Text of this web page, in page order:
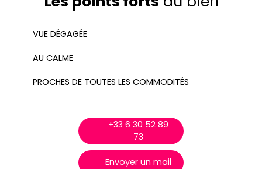
VUE DÉGAGÉE
AU CALME
PROCHES DE TOUTES LES COMMODITÉS
+33 6 30 52 89
73
Envoyer un mail